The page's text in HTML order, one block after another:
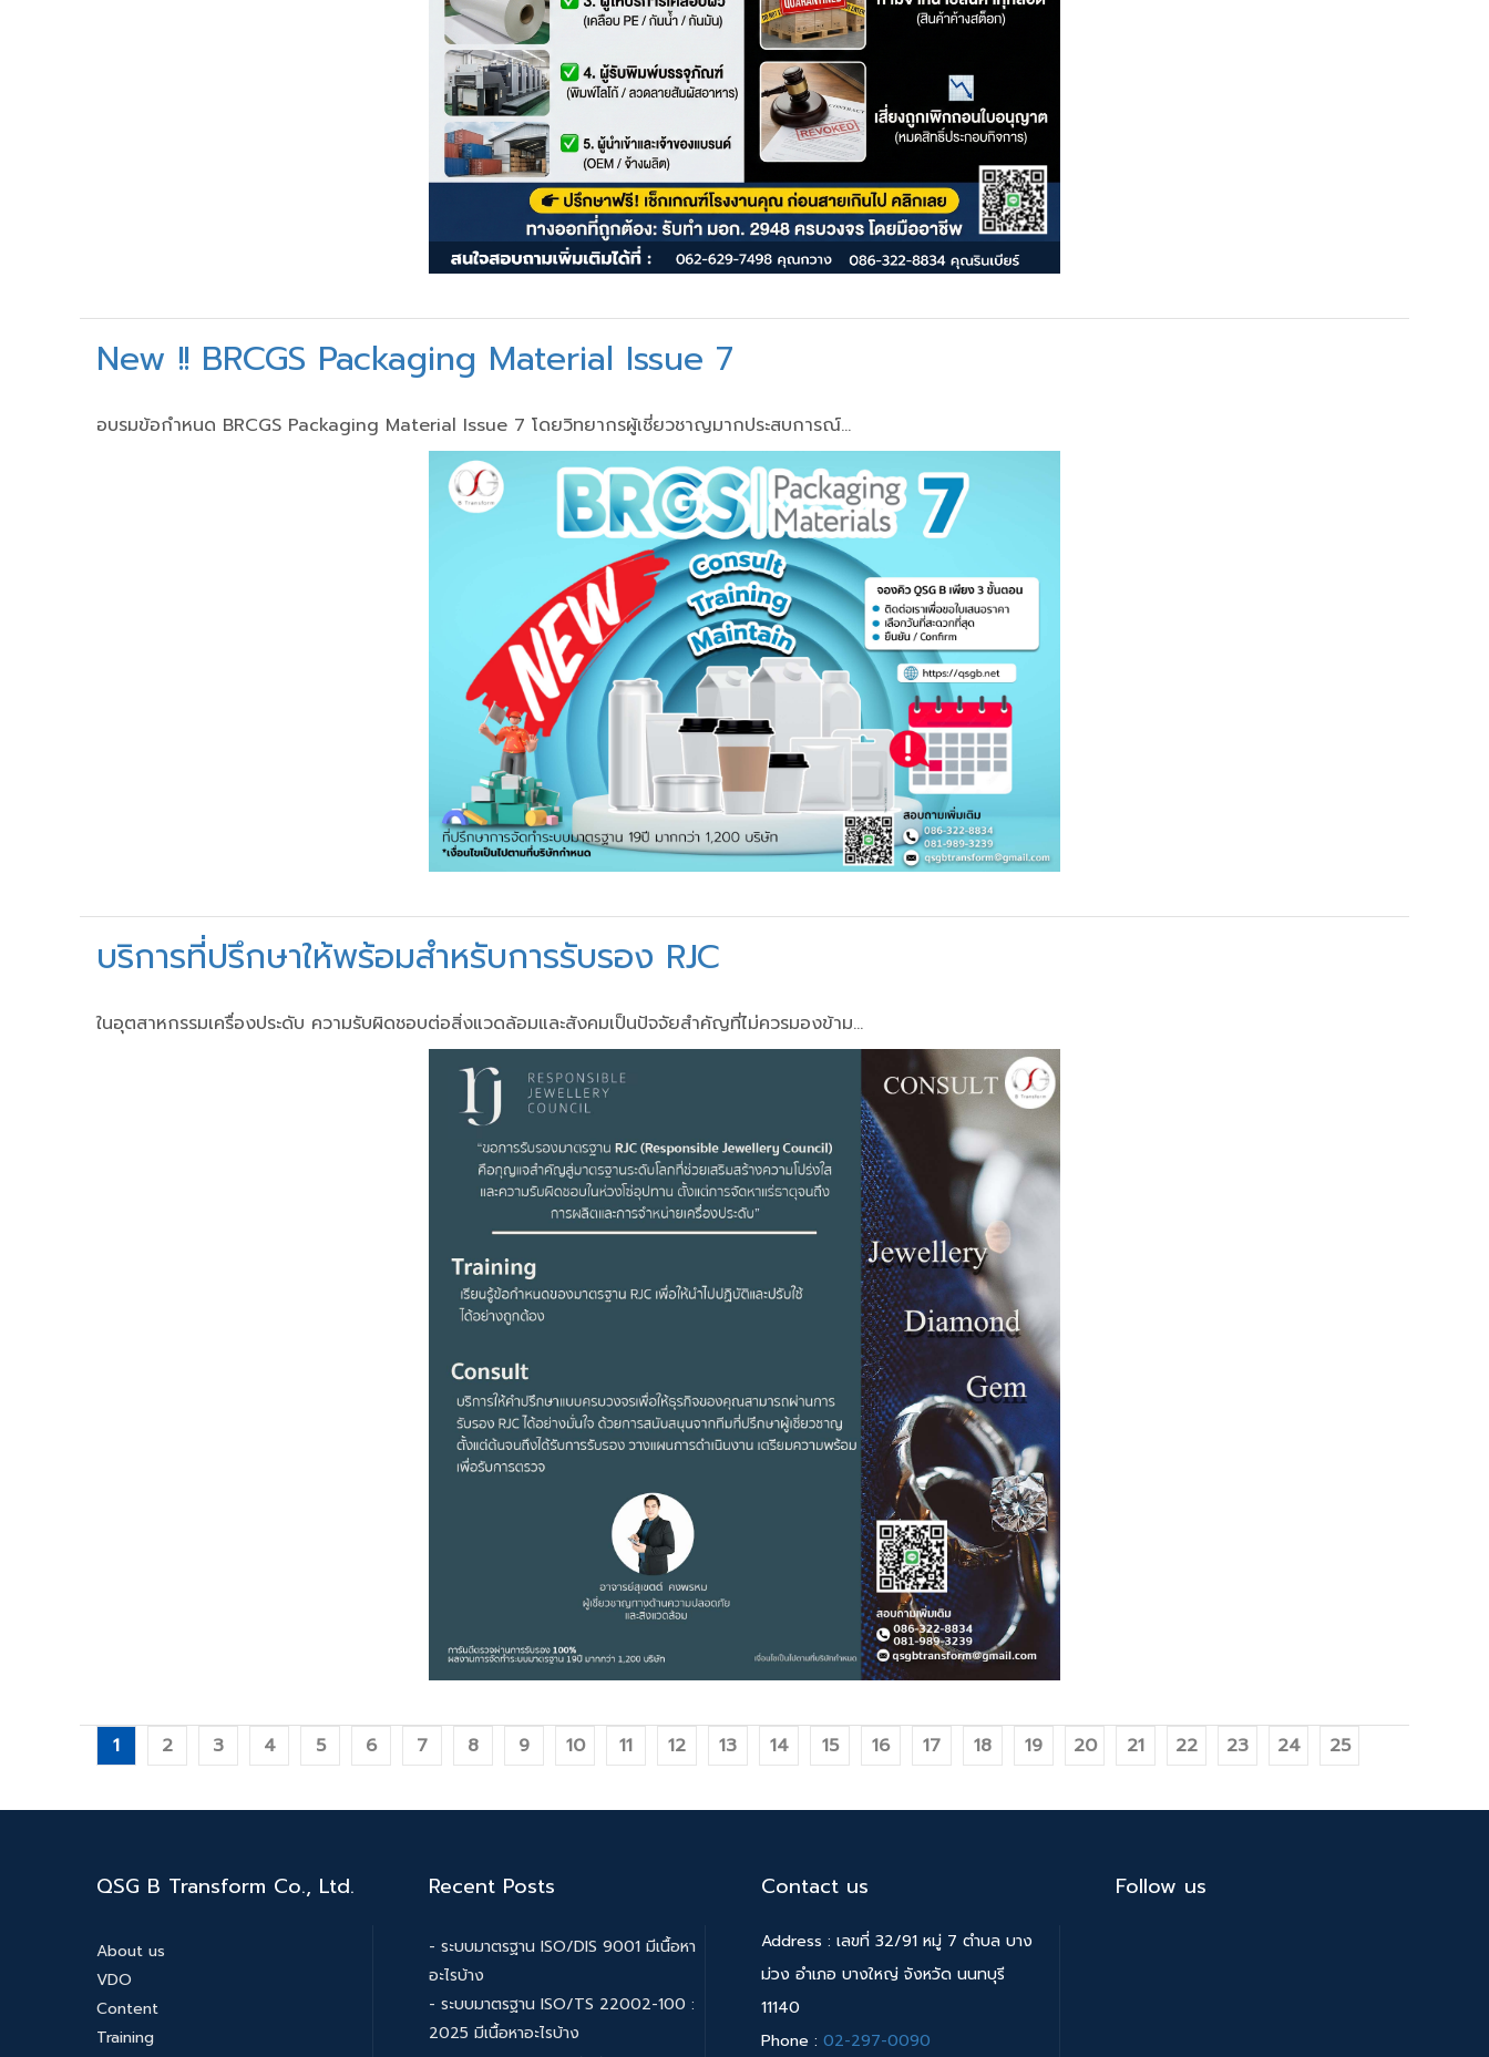
New !! BRCGS Packaging Material Issue 7
อบรมข้อกำหนด BRCGS Packaging Material Issue 7 โดยวิทยากรผู้เชี่ยวชาญมากประสบการณ์...
บริการที่ปรึกษาให้พร้อมสำหรับการรับรอง RJC
ในอุตสาหกรรมเครื่องประดับ ความรับผิดชอบต่อสิ่งแวดล้อมและสังคมเป็นปัจจัยสำคัญที่ไม่ควรมองข้าม...
1 2 3 4 5 6 7 8 9 10 11 12 13 14 15 16 17 18 19 20 21 22 23 24 25
QSG B Transform Co., Ltd.
About us
VDO
Content
Training
Recent Posts
- ระบบมาตรฐาน ISO/DIS 9001 มีเนื้อหา
อะไรบ้าง
- ระบบมาตรฐาน ISO/TS 22002-100 :
2025 มีเนื้อหาอะไรบ้าง
Contact us
Address : เลขที่ 32/91 หมู่ 7 ตำบล บาง
ม่วง อำเภอ บางใหญ่ จังหวัด นนทบุรี
11140
Phone : 02-297-0090
Follow us